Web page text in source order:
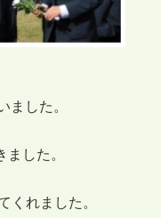
した。
した。
れました。